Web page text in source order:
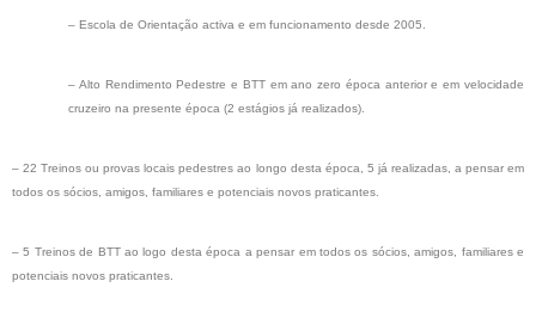
– Escola de Orientação activa e em funcionamento desde 2005.
– Alto Rendimento Pedestre e BTT em ano zero época anterior e em velocidade
cruzeiro na presente época (2 estágios já realizados).
– 22 Treinos ou provas locais pedestres ao longo desta época, 5 já realizadas, a pensar em
todos os sócios, amigos, familiares e potenciais novos praticantes.
– 5 Treinos de BTT ao logo desta época a pensar em todos os sócios, amigos, familiares e
potenciais novos praticantes.